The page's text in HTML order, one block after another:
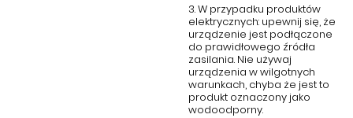
3. W przypadku produktów
elektrycznych: upewnij się, że
urządzenie jest podłączone
do prawidłowego źródła
zasilania. Nie używaj
urządzenia w wilgotnych
warunkach, chyba że jest to
produkt oznaczony jako
wodoodporny.